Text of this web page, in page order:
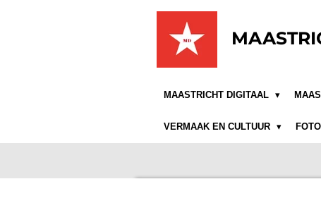
MAASTRICHT DIGITAAL
VERMAAK EN CULTUUR